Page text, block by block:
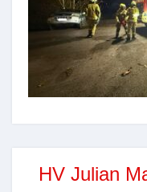
HV Julian